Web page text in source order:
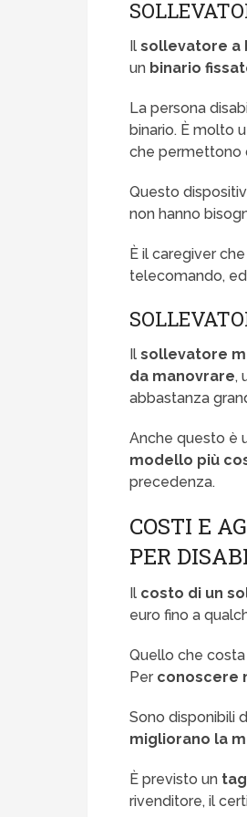
Ilsollevatore a
un binario
La persona
binario. È molto
che permettono
Questo
non hanno
È il caregiver
telecomando,
Ilsollevatore
da manovrare,
abbastanza
Anche questo è
modello più
precedenza.
COSTI E
PER
Il costo di un
euro fino a
Quello che
Per conoscere
Sono disponibili
migliorano la
È previsto un
rivenditore, il